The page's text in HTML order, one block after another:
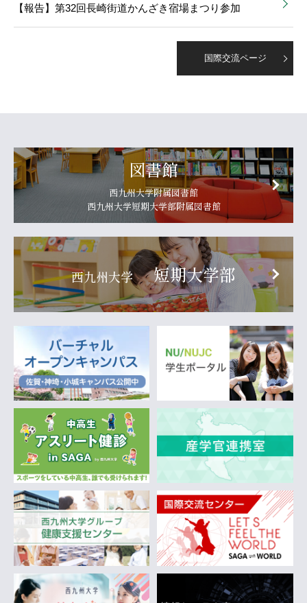
【報告】第32回長崎街道かんざき宿場まつり参加
国際交流ページ
図書館
西九州大学附属図書館
西九州大学短期大学部附属図書館
西九州大学 短期大学部